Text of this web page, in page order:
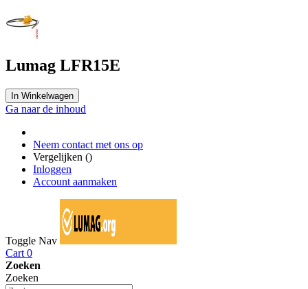
Lumag LFR15E
In Winkelwagen
Ga naar de inhoud
Neem contact met ons op
Vergelijken ()
Inloggen
Account aanmaken
Toggle Nav
Cart 0
Zoeken
Zoeken